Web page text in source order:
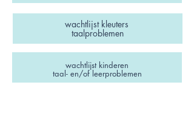
wachtlijst kleuters
taalproblemen
wachtlijst kinderen
taal- en/of leerproblemen